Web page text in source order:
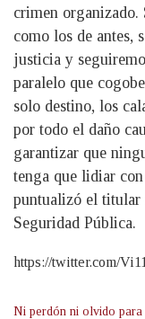
crimen organizado.
como los de antes,
justicia y
paralelo que
solo destino, los
por todo el daño
garantizar que
tenga que lidiar
puntualizó el
Seguridad Pública.
https://twitter.com/
Ni perdón ni olvido para